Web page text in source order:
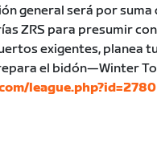
general será por
ZRS para presumir
exigentes, planea
el bidón—Winter
league.php?id=2780